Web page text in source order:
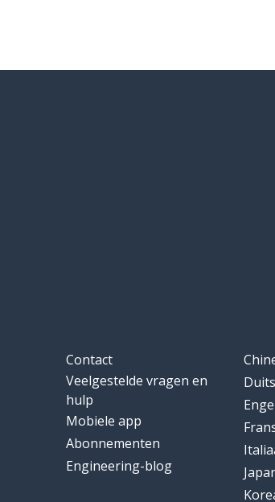
Contact
Veelgestelde vragen en
hulp
Mobiele app
Abonnementen
Engineering-blog